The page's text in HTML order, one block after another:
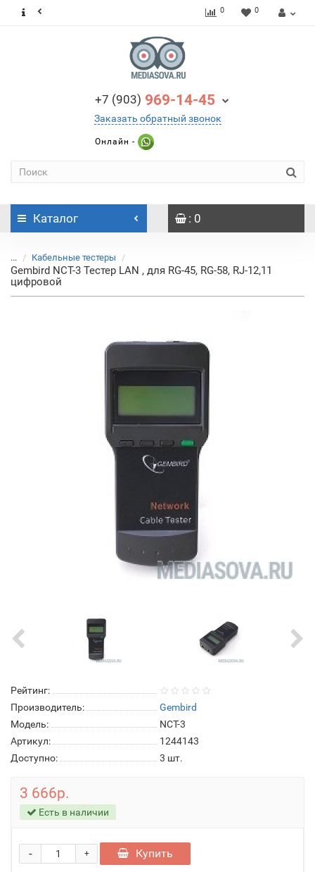
0 0
+7 (903) 969-14-45
Заказать обратный звонок
Онлайн -
Каталог : 0
... Кабельные тестеры
Gembird NCT-3 Тестер LAN , для RG-45, RG-58, RJ-12,11
цифровой
Рейтинг:
Производитель:
Gembird
Модель:
NCT-3
Артикул:
1244143
Доступно:
3 шт.
3 666р.
Есть в наличии
+
- Купить